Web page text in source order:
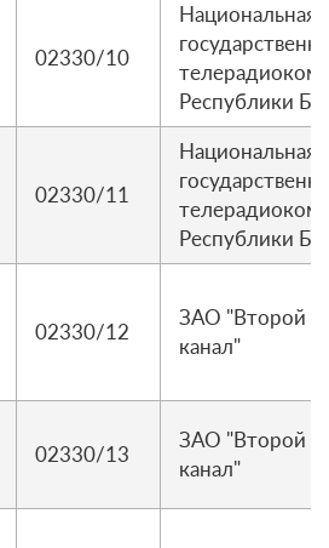
02330/10
Национальная
Республики
02330/11
Национальная
Республики
02330/12
ЗАО "Второй
канал"
02330/13
ЗАО "Второй
канал"